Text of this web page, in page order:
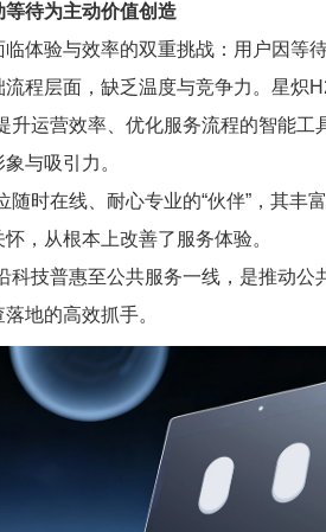
待为主动价值创造
体验与效率的双重挑战：用户因等
程层面，缺乏温度与竞争力。星炽
升运营效率、优化服务流程的智能
与吸引力。
时在线、耐心专业的“伙伴”，其丰
，从根本上改善了服务体验。
科技普惠至公共服务一线，是推动
地的高效抓手。